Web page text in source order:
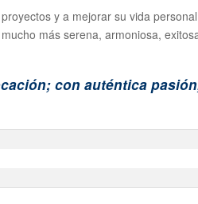
y a mejorar su vida
más serena, armoniosa,
con auténtica